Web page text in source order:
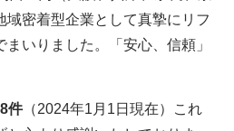
域密着型企業として真摯にリフ
いりました。「安心、信頼」
件（2024年1月1日現在）これ